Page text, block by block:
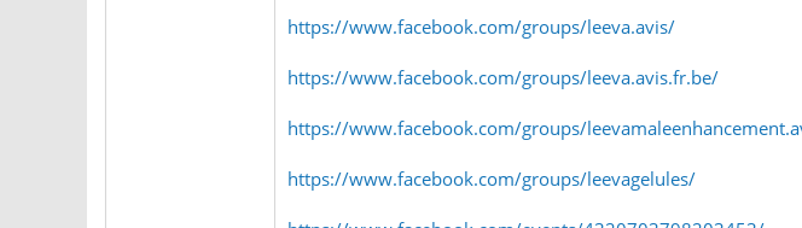
https://www.facebook.com/groups/leeva.avis/
https://www.facebook.com/groups/leeva.avis.fr.be/
https://www.facebook.com/groups/
https://www.facebook.com/groups/leevagelules/